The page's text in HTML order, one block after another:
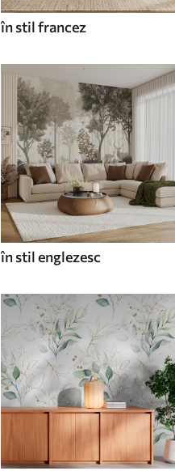
în stil francez
în stil englezesc